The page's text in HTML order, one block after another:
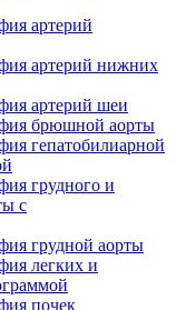
артерий
артерий нижних
артерий шеи
брюшной аорты
гепатобилиарной
грудного и
с
грудной аорты
легких и
почек